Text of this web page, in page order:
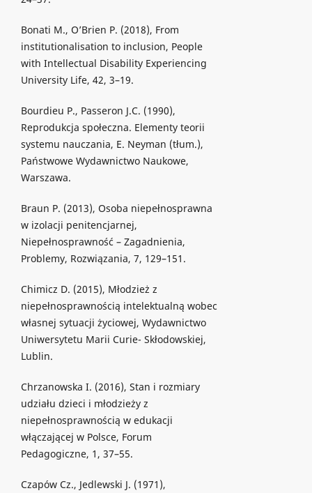
Bonati M., O’Brien P. (2018), From
institutionalisation to inclusion, People
with Intellectual Disability Experiencing
University Life, 42, 3–19.
Bourdieu P., Passeron J.C. (1990),
Reprodukcja społeczna. Elementy teorii
systemu nauczania, E. Neyman (tłum.),
Państwowe Wydawnictwo Naukowe,
Warszawa.
Braun P. (2013), Osoba niepełnosprawna
w izolacji penitencjarnej,
Niepełnosprawność – Zagadnienia,
Problemy, Rozwiązania, 7, 129–151.
Chimicz D. (2015), Młodzież z
niepełnosprawnością intelektualną wobec
własnej sytuacji życiowej, Wydawnictwo
Uniwersytetu Marii Curie- Skłodowskiej,
Lublin.
Chrzanowska I. (2016), Stan i rozmiary
udziału dzieci i młodzieży z
niepełnosprawnością w edukacji
włączającej w Polsce, Forum
Pedagogiczne, 1, 37–55.
Czapów Cz., Jedlewski J. (1971),